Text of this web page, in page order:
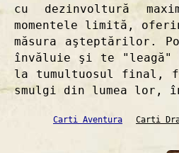
cu dezinvoltură
momentele limită,
măsura aşteptărilor.
învăluie şi te "leagă"
la tumultuosul final,
smulgi din lumea lor,
Carti Aventura Carti